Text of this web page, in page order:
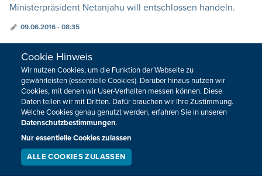
Ministerpräsident Netanjahu will entschlossen handeln.
09.06.2016 - 08:35
VORHERIGE
HOME
REGIONAL
NATIONAL
Cookie Hinweis
Wir nutzen Cookies, um die Funktion der Webseite zu
gewährleisten (essentielle Cookies). Darüber hinaus nutzen wir
Cookies, mit denen wir User-Verhalten messen können. Diese
Daten teilen wir mit Dritten. Dafür brauchen wir Ihre Zustimmung.
Welche Cookies genau genutzt werden, erfahren Sie in unseren
Datenschutzbestimmungen.
Nur essentielle Cookies zulassen
ALLE COOKIES ZULASSEN
LIVESTREAM